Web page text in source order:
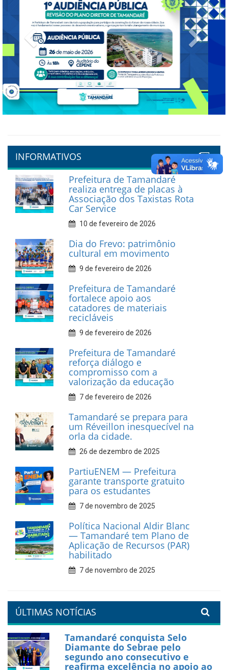
Previous Next
INFORMATIVOS
Prefeitura de Tamandaré
realiza entrega de placas à
Associação dos Taxistas Rota
Car Service
10 de fevereiro de 2026
Dia do Frevo: patrimônio
cultural em movimento
9 de fevereiro de 2026
Prefeitura de Tamandaré
fortalece apoio aos
catadores de materiais
recicláveis
9 de fevereiro de 2026
Prefeitura de Tamandaré
reforça diálogo e
compromisso com a
valorização da educação
7 de fevereiro de 2026
orla da cidade.
PartiuENEM — Prefeitura
garante transporte gratuito
para os estudantes